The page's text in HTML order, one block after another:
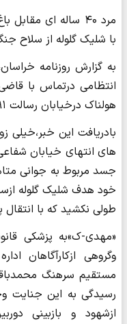
مرد ۴۰ ساله ای
با شلیک گلوله از سلاح
به گزارش روزنامه
انتظامی درتماس با
هولناک درخیابان رسالت ۹۱خبردادند.
بادریافت این خبر،خیلی
خود هدف شلیک گلوله
طولی نکشید که با
«مهدی-ک»به پزشکی
وگروهی ازکارآگاهان
مستقیم سرهنگ
رسیدگی به این جنایت
ازشهود و بازبینی